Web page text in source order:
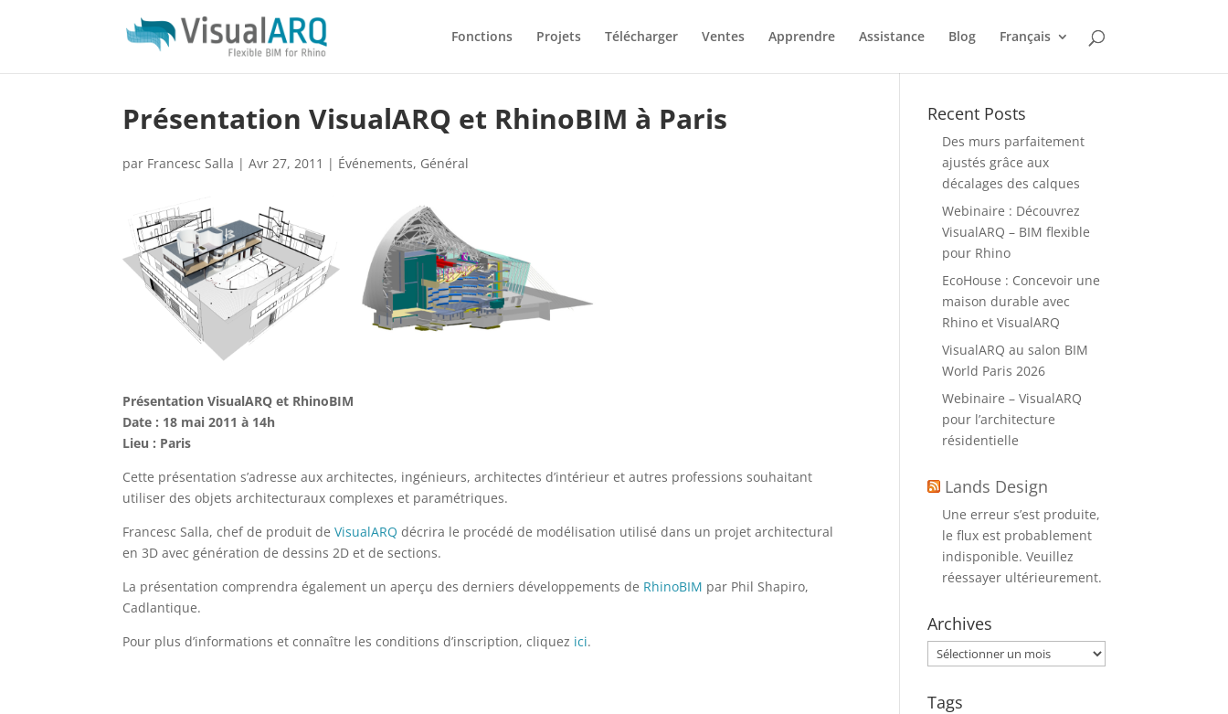
Fonctions Projets Télécharger Ventes Apprendre Assistance Blog Français
Présentation VisualARQ et RhinoBIM à Paris
par Francesc Salla |Avr 27, 2011 | Événements, Général
Présentation VisualARQ et RhinoBIM
Date : 18 mai 2011 à 14h
Lieu : Paris
Cette présentation s’adresse aux architectes, ingénieurs, architectes d’intérieur et autres professions souhaitant
utiliser des objets architecturaux complexes et paramétriques.
Francesc Salla, chef de produit deVisualARQ décrira le procédé de modélisation utilisé dans un projet architectural
en 3D avec génération de dessins 2D et de sections.
La présentation comprendra également un aperçu des derniers développements de RhinoBIM par Phil Shapiro,
Cadlantique.
Pour plus d’informations et connaître les conditions d’inscription, cliquez ici.
Recent Posts
Des murs parfaitement
ajustés grâce aux
décalages des calques
Webinaire : Découvrez
VisualARQ – BIM flexible
pour Rhino
EcoHouse : Concevoir une
maison durable avec
Rhino et VisualARQ
VisualARQ au salon BIM
World Paris 2026
Webinaire – VisualARQ
pour l’architecture
résidentielle
Lands Design
Une erreur s’est produite,
le flux est probablement
indisponible. Veuillez
réessayer ultérieurement.
Archives
Archives
Tags